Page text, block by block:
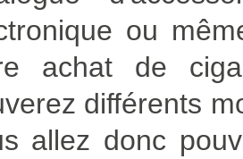
ou
achat de
différents
allez donc